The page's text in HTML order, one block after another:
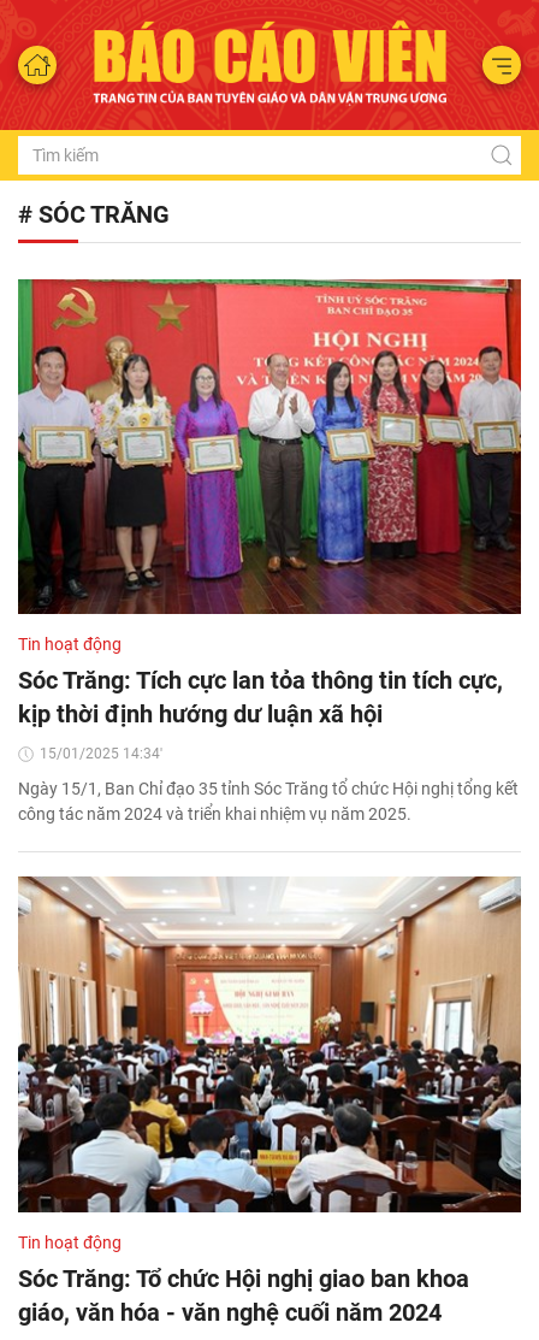
# SÓC TRĂNG
Tin hoạt động
Sóc Trăng: Tích cực lan tỏa thông tin tích cực,
kịp thời định hướng dư luận xã hội
15/01/2025 14:34'
Ngày 15/1, Ban Chỉ đạo 35 tỉnh Sóc Trăng tổ chức Hội nghị tổng kết
công tác năm 2024 và triển khai nhiệm vụ năm 2025.
Tin hoạt động
Sóc Trăng: Tổ chức Hội nghị giao ban khoa
giáo, văn hóa - văn nghệ cuối năm 2024